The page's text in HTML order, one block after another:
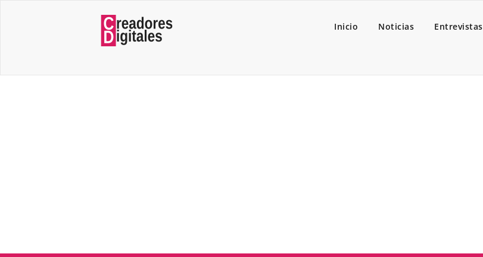
Inicio Noticias Entrevistas